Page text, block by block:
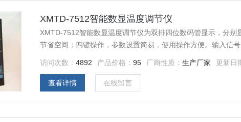
XMTD-7512智能数显温度调节仪
XMTD-7512智能数显温度调节仪为双排四位数码管显示，分别
节省空间；四键操作，参数设置简易，使用操作方便。输入信
访问次数：4892 产品价格：95 厂商性质：生产厂家 更新日
查看详情 在线留言